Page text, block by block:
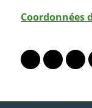
Coordonnées
Lien vers le
Lien